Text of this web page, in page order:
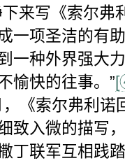
下来写《索尔
项圣洁的有
一种外界强大
愉快的往事。”
索尔弗利诺
致入微的描写
联军互相践